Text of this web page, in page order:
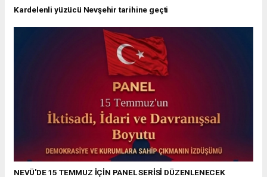
Kardelenli yüzücü Nevşehir tarihine geçti
NEVÜ'DE 15 TEMMUZ İÇİN PANEL SERİSİ DÜZENLENECEK